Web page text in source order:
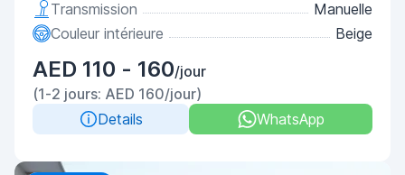
Transmission
Manuelle
Couleur intérieure
Beige
AED 110 - 160/jour
(1-2 jours: AED 160/jour)
Details
WhatsApp